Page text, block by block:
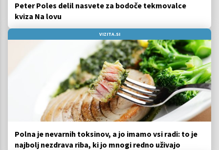
Peter Poles delil nasvete za bodoče tekmovalce
kviza Na lovu
VIZITA.SI
Polna je nevarnih toksinov, a jo imamo vsi radi: to je
najbolj nezdrava riba, ki jo mnogi redno uživajo